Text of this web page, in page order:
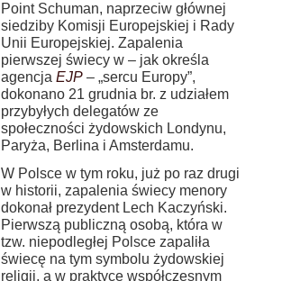
Point Schuman, naprzeciw głównej
siedziby Komisji Europejskiej i Rady
Unii Europejskiej. Zapalenia
pierwszej świecy w – jak określa
agencja EJP – „sercu Europy”,
dokonano 21 grudnia br. z udziałem
przybyłych delegatów ze
społeczności żydowskich Londynu,
Paryża, Berlina i Amsterdamu.
W Polsce w tym roku, już po raz drugi
w historii, zapalenia świecy menory
dokonał prezydent Lech Kaczyński.
Pierwszą publiczną osobą, która w
tzw. niepodległej Polsce zapaliła
świecę na tym symbolu żydowskiej
religii, a w praktyce współczesnym